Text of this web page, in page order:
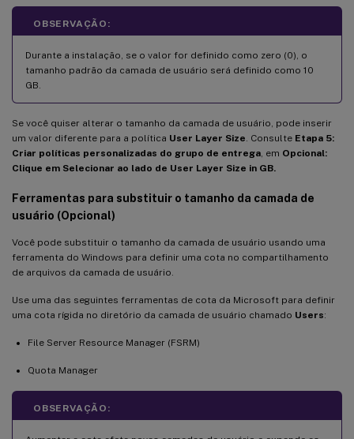
OBSERVAÇÃO:
Durante a instalação, se o valor for definido como zero (0), o
tamanho padrão da camada de usuário será definido como 10
GB.
Se você quiser alterar o tamanho da camada de usuário, pode inserir
um valor diferente para a política User Layer Size . Consulte Etapa 5:
Criar políticas personalizadas do grupo de entrega , em Opcional:
Clique em Selecionar ao lado de User Layer Size in GB.
Ferramentas para substituir o tamanho da camada de
usuário (Opcional)
Você pode substituir o tamanho da camada de usuário usando uma
ferramenta do Windows para definir uma cota no compartilhamento
de arquivos da camada de usuário.
Use uma das seguintes ferramentas de cota da Microsoft para definir
uma cota rígida no diretório da camada de usuário chamado Users:
File Server Resource Manager (FSRM)
Quota Manager
OBSERVAÇÃO: